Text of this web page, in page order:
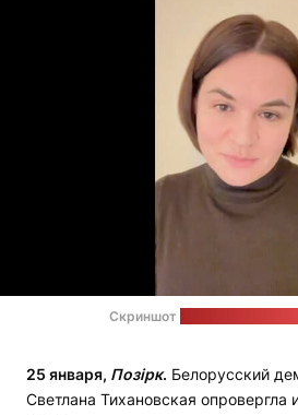
Скриншот
25 января, Позірк. Белорусский
Светлана Тихановская